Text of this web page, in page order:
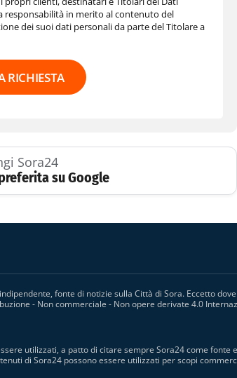
responsabilità in merito al contenuto del
dei suoi dati personali da parte del Titolare a
RICHIESTA
Sora24
su Google
fonte di notizie sulla Città di Sora. Eccetto
- Non commerciale - Non opere derivate 4.0
utilizzati, a patto di citare sempre Sora24 come fonte
di Sora24 possono essere utilizzati per scopi